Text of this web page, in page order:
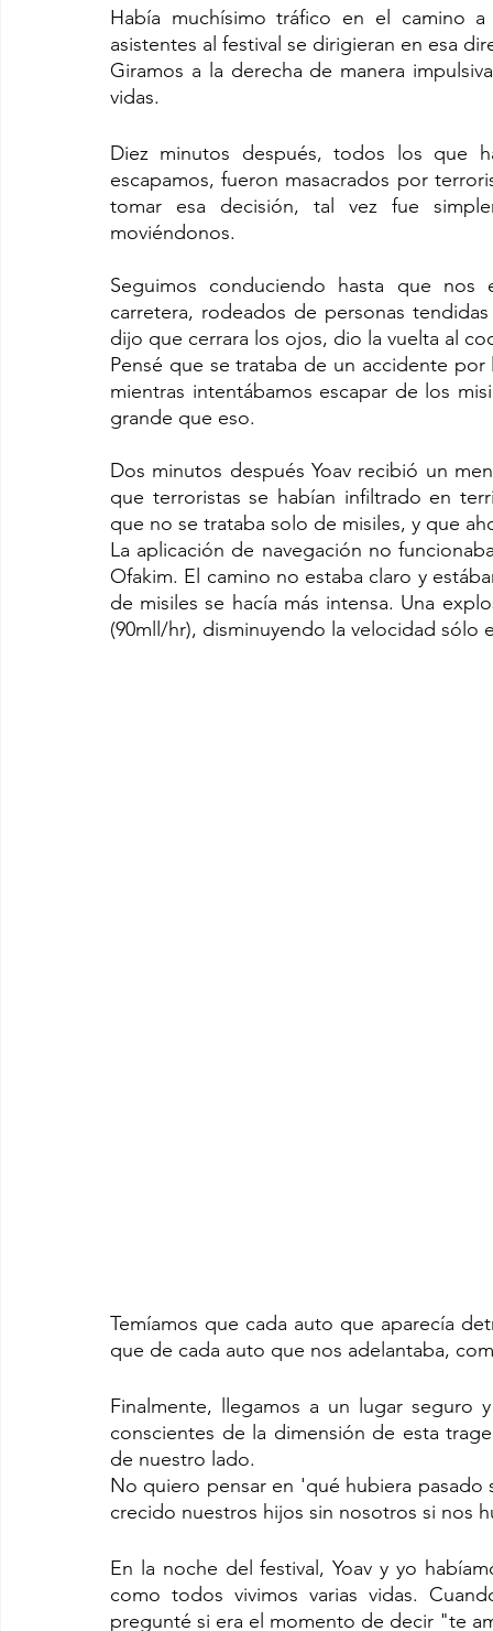
Había muchísimo tráfico en el camino
asistentes al festival se dirigieran en esa
Giramos a la derecha de manera
vidas.
Diez minutos después, todos los que
escapamos, fueron masacrados por
tomar esa decisión, tal vez fue
moviéndonos.
Seguimos conduciendo hasta que
carretera, rodeados de personas
dijo que cerrara los ojos, dio la vuelta al
Pensé que se trataba de un accidente
mientras intentábamos escapar de los
grande que eso.
Dos minutos después Yoav recibió un
que terroristas se habían infiltrado en
que no se trataba solo de misiles, y que
La aplicación de navegación no
Ofakim. El camino no estaba claro y
de misiles se hacía más intensa. Una
(90mll/hr), disminuyendo la velocidad sólo
Temíamos que cada auto que aparecía
que de cada auto que nos adelantaba,
Finalmente, llegamos a un lugar seguro
conscientes de la dimensión de esta
de nuestro lado.
No quiero pensar en 'qué hubiera
crecido nuestros hijos sin nosotros si nos
En la noche del festival, Yoav y yo
como todos vivimos varias vidas.
pregunté si era el momento de decir "te